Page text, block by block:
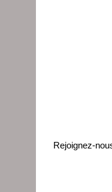
Rejoignez-